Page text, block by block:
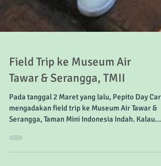
Field Trip ke Museum Air
Tawar & Serangga, TMII
Pada tanggal 2 Maret yang lalu, Pepito Day Care
mengadakan field trip ke Museum Air Tawar &